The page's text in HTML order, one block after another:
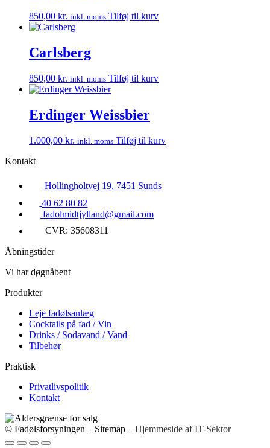
850,00 kr. inkl. moms Tilføj til kurv
Carlsberg
850,00 kr. inkl. moms Tilføj til kurv
Erdinger Weissbier
1.000,00 kr. inkl. moms Tilføj til kurv
Kontakt
Hollingholtvej 19, 7451 Sunds
40 62 80 82
fadolmidtjylland@gmail.com
CVR: 35608311
Åbningstider
Vi har døgnåbent
Produkter
Leje fadølsanlæg
Cocktails på fad / Vin
Drinks / Sodavand / Vand
Tilbehør
Praktisk
Privatlivspolitik
Kontakt
© Fadølsforsyningen – Sitemap – Hjemmeside af IT-Sektor